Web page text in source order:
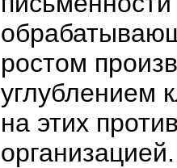
ростом
углублением
на этих
организацией.